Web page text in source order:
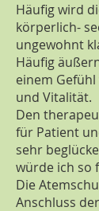
Häufig wird
körperlich-
ungewohnt
Häufig
einem
und Vitalität.
Den
für Patient
sehr
würde ich so
Die
Anschluss